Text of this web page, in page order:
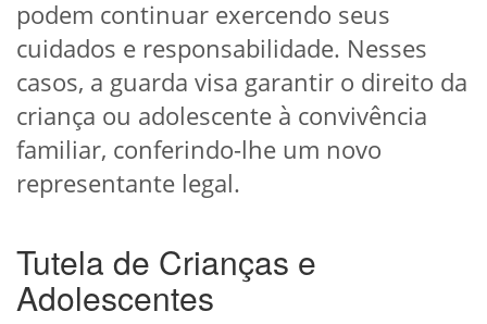
podem continuar exercendo seus
cuidados e responsabilidade. Nesses
casos, a guarda visa garantir o direito da
criança ou adolescente à convivência
familiar, conferindo-lhe um novo
representante legal.
Tutela de Crianças e
Adolescentes